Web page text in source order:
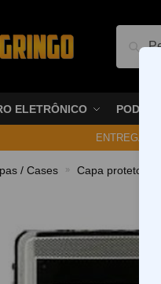
ELETRÔNICO PODS
ENTREGA
/ Cases » Capa protetora